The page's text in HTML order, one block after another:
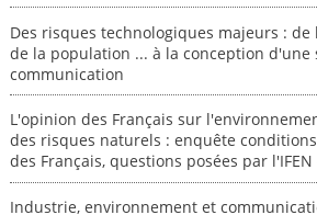
Des risques technologiques majeurs :
de la population ... à la conception d'une
communication
L'opinion des Français sur
des risques naturels : enquête
des Français, questions posées par
Industrie, environnement et